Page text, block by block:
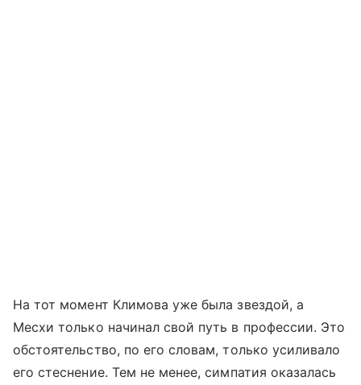
На тот момент Климова уже была звездой, а
Месхи только начинал свой путь в профессии. Это
обстоятельство, по его словам, только усиливало
его стеснение. Тем не менее, симпатия оказалась